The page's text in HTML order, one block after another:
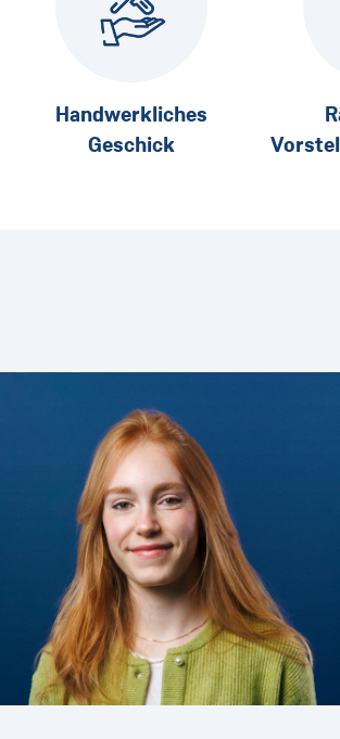
Handwerkliches
Geschick